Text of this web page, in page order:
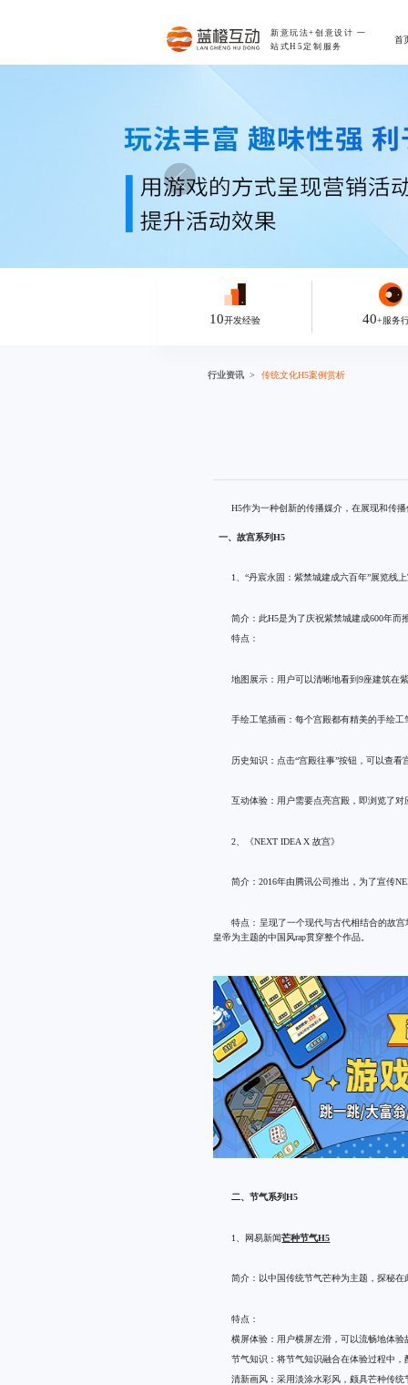
新意玩法+创意设计 一
站式H5定制服务
首
10开发经验 40+服务
行业资讯 传统文化H5案例赏析
H5作为一种创新的传播媒介，在展现和传
一、故宫系列H5
1、“丹宸永固：紫禁城建成六百年”展览线
简介：此H5是为了庆祝紫禁城建成600年
特点：
地图展示：用户可以清晰地看到9座建筑在
手绘工笔插画：每个宫殿都有精美的手绘
历史知识：点击“宫殿往事”按钮，可以查
互动体验：用户需要点亮宫殿，即浏览了
2、《NEXT IDEA X 故宫》
简介：2016年由腾讯公司推出，为了宣传
特点：呈现了一个现代与古代相结合的故
皇帝为主题的中国风rap贯穿整个作品。
二、节气系列H5
1、网易新闻芒种节气H5
简介：以中国传统节气芒种为主题，探秘
特点：
横屏体验：用户横屏左滑，可以流畅地体验
节气知识：将节气知识融合在体验过程中
清新画风：采用淡涂水彩风，颇具芒种传统